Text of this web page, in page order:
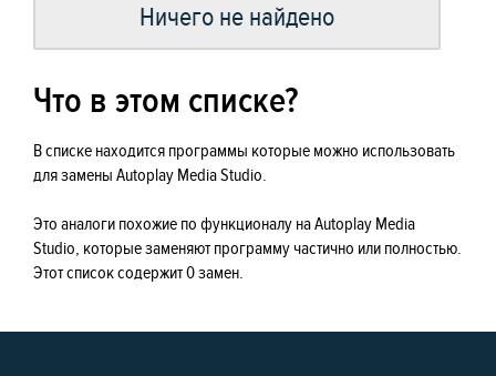
Ничего не найдено
Что в этом списке?
В списке находится программы которые можно использовать
для замены Autoplay Media Studio.
Это аналоги похожие по функционалу на Autoplay Media
Studio, которые заменяют программу частично или полностью.
Этот список содержит 0 замен.